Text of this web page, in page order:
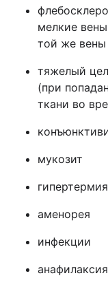
мелкие
той же вены
тяжелый
(при
ткани во
мукозит
гипертермия
аменорея
инфекции
анафилаксия